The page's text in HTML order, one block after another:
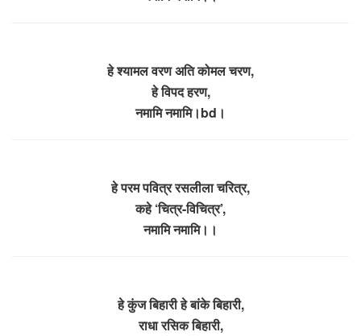
हे श्यामल वरण अति कोमल चरण,
हे विपद हरण,
नमामि नमामि।bd।
हे परम पवित्र रसलीला चरित्र,
कहे ‘चित्र-विचित्र’,
नमामि नमामि।।
हे कुंज बिहारी हे बांके बिहारी,
राधा रसिक बिहारी,